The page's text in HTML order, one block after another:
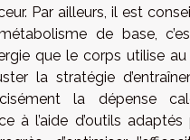
Par ailleurs, il est
de base,
que le corps utilise
la stratégie
la dépense
à l’aide d’outils